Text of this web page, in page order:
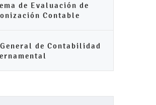
de Evaluación de
Contable
de Contabilidad